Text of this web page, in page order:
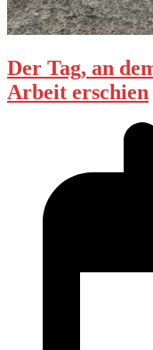
Der Tag, an
Arbeit erschien